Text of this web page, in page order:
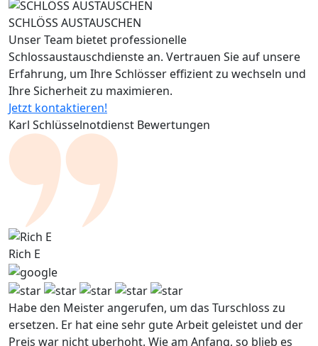
SCHLÖSS AUSTAUSCHEN
Unser Team bietet professionelle
Schlossaustauschdienste an. Vertrauen Sie auf unsere
Erfahrung, um Ihre Schlösser effizient zu wechseln und
Ihre Sicherheit zu maximieren.
Jetzt kontaktieren!
Karl Schlüsselnotdienst Bewertungen
Rich E
Habe den Meister angerufen, um das Turschloss zu
ersetzen. Er hat eine sehr gute Arbeit geleistet und der
Preis war nicht uberhoht. Wie am Anfang, so blieb es